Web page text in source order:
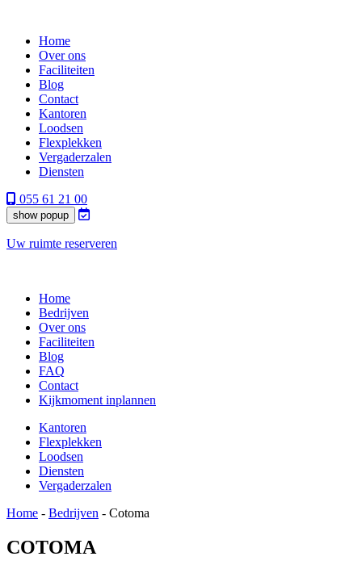
Home
Over ons
Faciliteiten
Blog
Contact
Kantoren
Loodsen
Flexplekken
Vergaderzalen
Diensten
055 61 21 00
show popup
Uw ruimte reserveren
Home
Bedrijven
Over ons
Faciliteiten
Blog
FAQ
Contact
Kijkmoment inplannen
Kantoren
Flexplekken
Loodsen
Diensten
Vergaderzalen
Home - Bedrijven - Cotoma
COTOMA